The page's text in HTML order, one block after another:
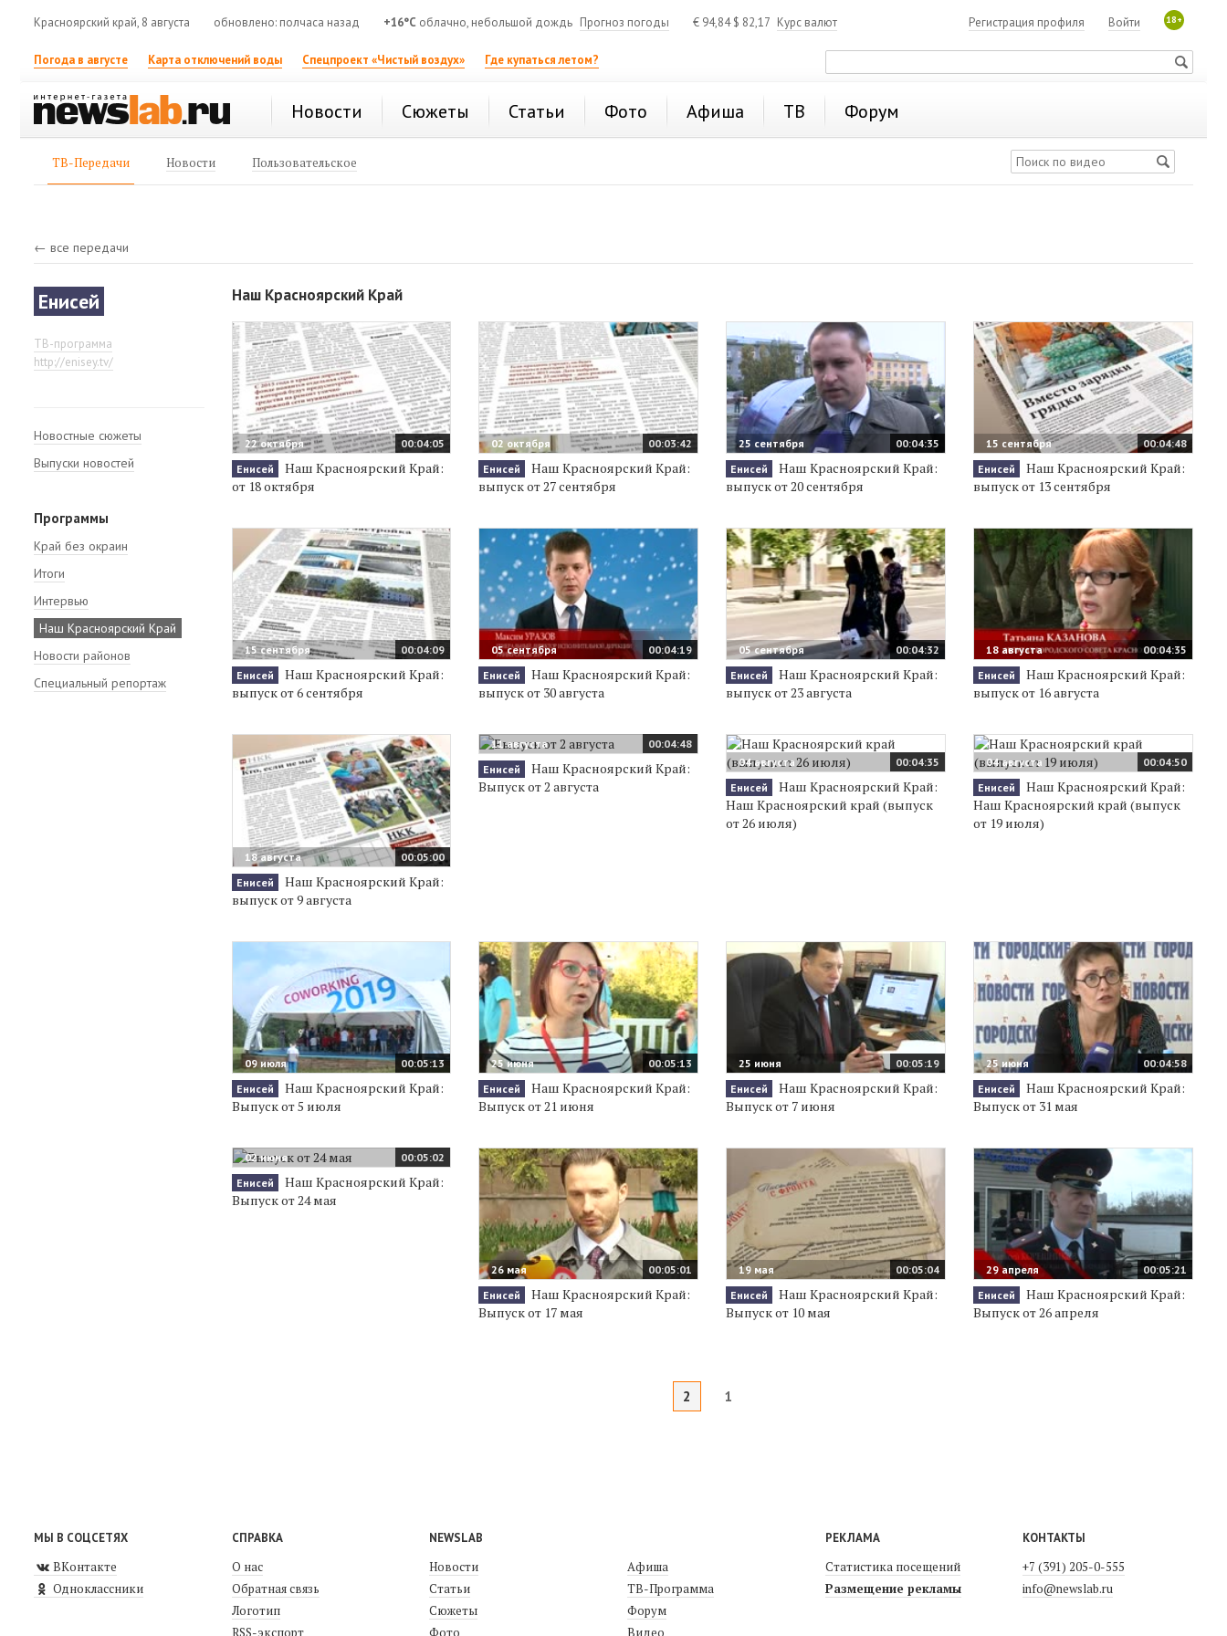
Красноярский край, 8 августа обновлено: полчаса назад +16°C облачно, небольшой дождь Прогноз погоды € 94,84$ 82,17 Курс валют 18+
Войти
Регистрация профиля
Погода в августе Карта отключений воды Спецпроект «Чистый воздух» Где купаться летом?
Новости Сюжеты Статьи Фото Афиша ТВ Форум
ТВ-Передачи Новости Пользовательское
← все передачи
Енисей
ТВ-программа
http://enisey.tv/
Новостные сюжеты
Выпуски новостей
Программы
Край без окраин
Итоги
Интервью
Наш Красноярский Край
Новости районов
Специальный репортаж
Наш Красноярский Край
00:04:05
22 октября
Енисей
Наш Красноярский Край:
от 18 октября
00:03:42
02 октября
Енисей
Наш Красноярский Край:
выпуск от 27 сентября
00:04:35
25 сентября
Енисей
Наш Красноярский Край:
выпуск от 20 сентября
00:04:48
15 сентября
Енисей
Наш Красноярский Край:
выпуск от 13 сентября
00:04:09
15 сентября
Енисей
Наш Красноярский Край:
выпуск от 6 сентября
00:04:19
05 сентября
Енисей
Наш Красноярский Край:
выпуск от 30 августа
00:04:32
05 сентября
Енисей
Наш Красноярский Край:
выпуск от 23 августа
00:04:35
18 августа
Енисей
Наш Красноярский Край:
выпуск от 16 августа
00:05:00
18 августа
Енисей
Наш Красноярский Край:
выпуск от 9 августа
00:04:48
11 августа
Енисей
Наш Красноярский Край:
Выпуск от 2 августа
00:04:35
04 августа
Енисей
Наш Красноярский Край:
Наш Красноярский край (выпуск
от 26 июля)
00:04:50
04 августа
Енисей
Наш Красноярский Край:
Наш Красноярский край (выпуск
от 19 июля)
00:05:13
09 июля
Енисей
Наш Красноярский Край:
Выпуск от 5 июля
00:05:13
25 июня
Енисей
Наш Красноярский Край:
Выпуск от 21 июня
00:05:19
25 июня
Енисей
Наш Красноярский Край:
Выпуск от 7 июня
00:04:58
25 июня
Енисей
Наш Красноярский Край:
Выпуск от 31 мая
00:05:02
02 июня
Енисей
Наш Красноярский Край:
Выпуск от 24 мая
00:05:01
26 мая
Енисей
Наш Красноярский Край:
Выпуск от 17 мая
00:05:04
19 мая
Енисей
Наш Красноярский Край:
Выпуск от 10 мая
00:05:21
29 апреля
Енисей
Наш Красноярский Край:
Выпуск от 26 апреля
2 1
МЫ В СОЦСЕТЯХ
ВКонтакте
Одноклассники
СПРАВКА
О нас
Обратная связь
Логотип
RSS-экспорт
NEWSLAB
Новости
Статьи
Сюжеты
Фото
Афиша
ТВ-Программа
Форум
Видео
РЕКЛАМА
Статистика посещений
Размещение рекламы
КОНТАКТЫ
+7 (391) 205-0-555
info@newslab.ru